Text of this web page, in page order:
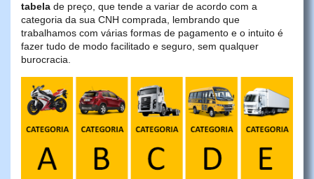
tabela de preço, que tende a variar de acordo com a
categoria da sua CNH comprada, lembrando que
trabalhamos com várias formas de pagamento e o intuito é
fazer tudo de modo facilitado e seguro, sem qualquer
burocracia.